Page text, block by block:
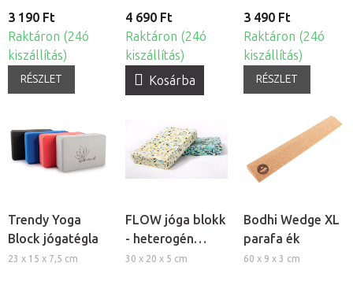
3 190 Ft
Raktáron (24ó
kiszállítás)
RÉSZLET
4 690 Ft
Raktáron (24ó
kiszállítás)
Kosárba
3 490 Ft
Raktáron (24ó
kiszállítás)
RÉSZLET
Trendy Yoga
Block jógatégla
23 x 15 x 7,5 cm
FLOW jóga blokk
- heterogén
habtégla
30 x 20 x 5 cm
Bodhi Wedge XL
parafa ék
60 x 9 x 3 cm